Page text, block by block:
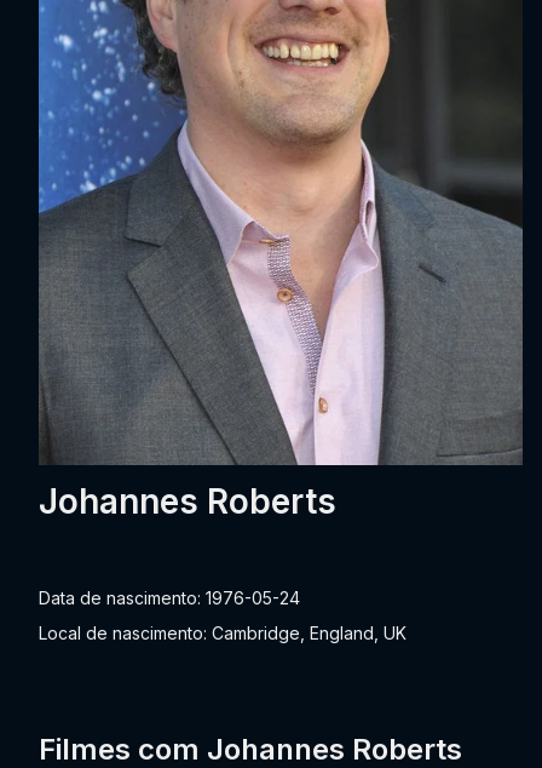
Johannes Roberts
Data de nascimento: 1976-05-24
Local de nascimento: Cambridge, England, UK
Filmes com Johannes Roberts